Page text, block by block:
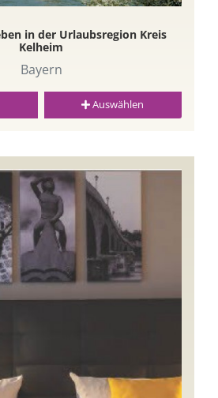
in der Urlaubsregion Kreis
Kelheim
Bayern
Auswählen